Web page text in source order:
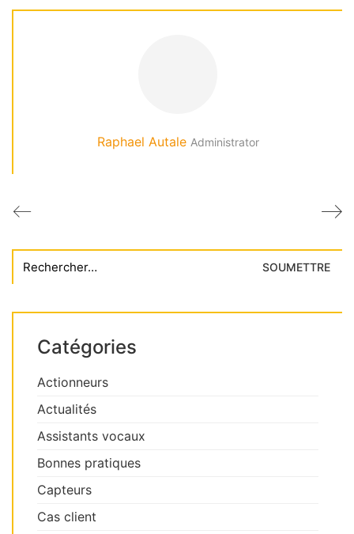
Raphael Autale Administrator
for:
Catégories
Actionneurs
Actualités
Assistants vocaux
Bonnes pratiques
Capteurs
Cas client